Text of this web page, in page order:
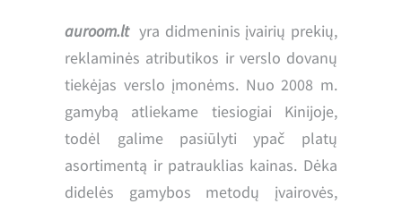
auroom.ltyra didmeninis įvairių prekių,
reklaminės atributikos ir verslo dovanų
tiekėjas verslo įmonėms. Nuo 2008 m.
gamybą atliekame tiesiogiai Kinijoje,
todėl galime pasiūlyti ypač platų
asortimentą ir patrauklias kainas. Dėka
didelės gamybos metodų įvairovės,